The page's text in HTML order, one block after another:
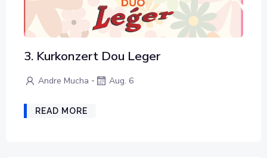
3. Kurkonzert Dou Leger
Andre Mucha - Aug. 6
READ MORE